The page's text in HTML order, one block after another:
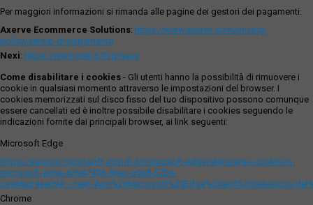
Per maggiori informazioni si rimanda alle pagine dei gestori dei pagamenti:
Axerve Ecommerce Solutions: https://www.axerve.com/privacy-
policy/servizi-di-pagamento
Nexi: https://www.nexi.it/it/privacy
Come disabilitare i cookies - Gli utenti hanno la possibilità di rimuovere i
cookie in qualsiasi momento attraverso le impostazioni del browser. I
cookies memorizzati sul disco fisso del tuo dispositivo possono comunque
essere cancellati ed è inoltre possibile disabilitare i cookies seguendo le
indicazioni fornite dai principali browser, ai link seguenti:
Microsoft Edge
https://support.microsoft.com/it-it/microsoft-edge/eliminare-i-cookie-in-
microsoft-edge-63947406-40ac-c3b8-57b9-
Chrome